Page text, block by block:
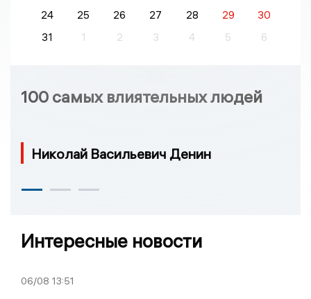
24
25 26 27 28 29
30
31
1 2 3 4 5 6
100 самых влиятельных людей
Николай Васильевич Денин
Интересные новости
06/08 13:51